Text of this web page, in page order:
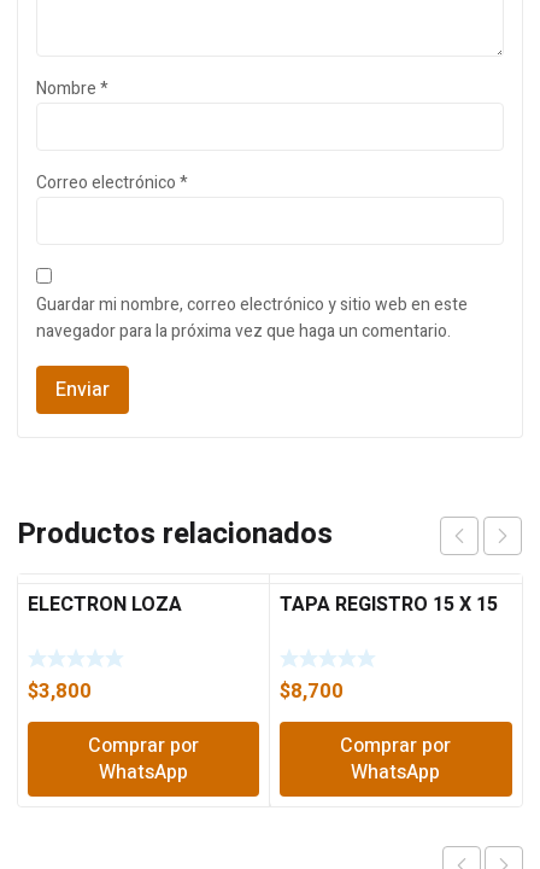
Nombre*
Correo electrónico*
Guardar mi nombre, correo electrónico y sitio web en este
navegador para la próxima vez que haga un comentario.
Productos relacionados
ELECTRON LOZA
$3,800
Comprar por
WhatsApp
TAPA REGISTRO 15 X 15
$8,700
Comprar por
WhatsApp